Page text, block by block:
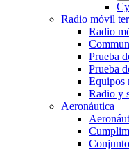
Radio móvil
Radio
Prueba
Prueba
Equipos
Radio y
Aeronáutica